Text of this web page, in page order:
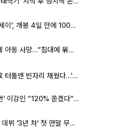
놀란 감독 '오디세이', 개봉 4일 만에 100만 돌파⋯'왕사남' 보다 빠르다
천안 교회서 11세 아동 사망…“침대에 묶여 있었다” 진술 확보
'불명' 문세윤, 故 터틀맨 빈자리 채웠다…'거북이' 눈물의 최종 우승
AT마드리드 ‘7번’ 이강인 “120% 쏟겠다”⋯시메오네 감독 “필요한 선수”
'전참시' 리센느, 데뷔 '3년 차' 첫 연말 무대 오른다⋯"그동안 섭외 안 와"